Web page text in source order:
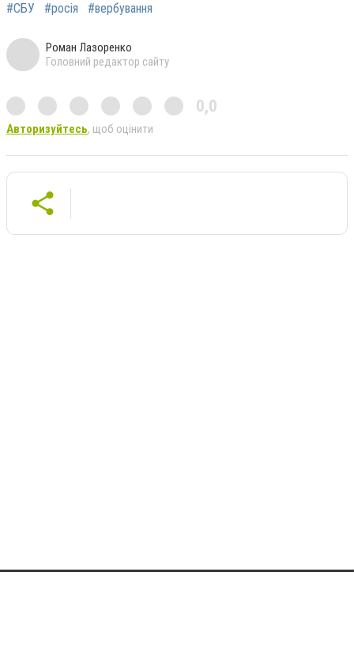
#СБУ #росія #вербування
Роман Лазоренко
Головний редактор сайту
0,0
Авторизуйтесь, щоб оцінити